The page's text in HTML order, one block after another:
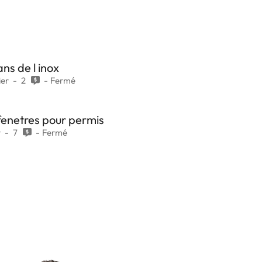
de l inox
2 Fermé
pour permis
7 Fermé